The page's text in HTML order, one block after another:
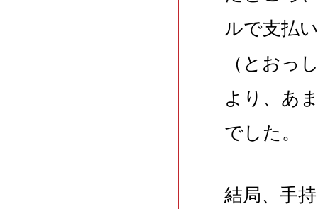
ルで支払
（とおっ
より、あ
でした。
結局、手